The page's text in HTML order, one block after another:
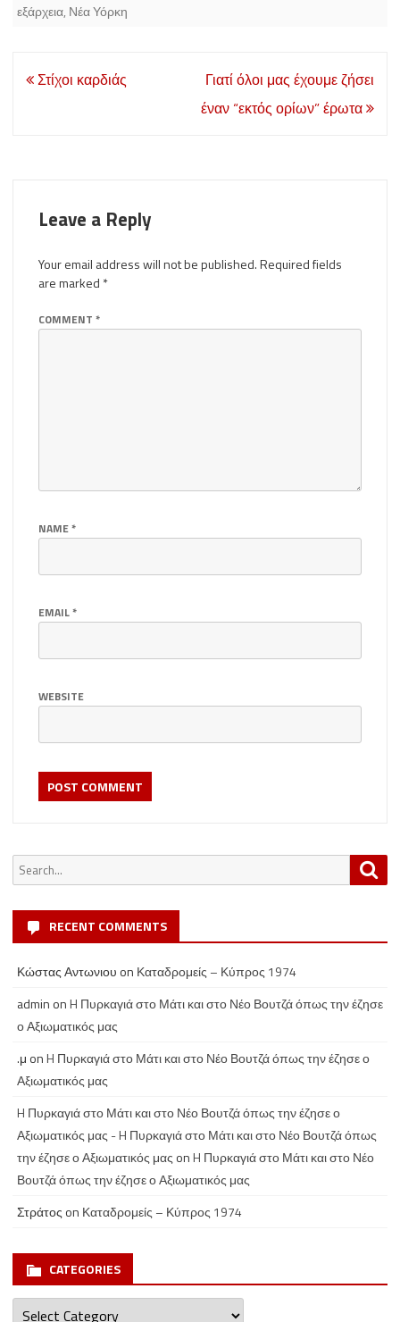
εξάρχεια, Νέα Υόρκη
Post
Στίχοι καρδιάς
Γιατί όλοι μας έχουμε ζήσει
έναν “εκτός ορίων” έρωτα
Leave a Reply
Your email address will not be published.Required fields
are marked *
COMMENT *
NAME*
EMAIL*
WEBSITE
Search
for:
RECENT COMMENTS
Κώστας Αντωνιου on Καταδρομείς – Κύπρος 1974
admin onH Πυρκαγιά στο Μάτι και στο Νέο Βουτζά όπως την έζησε
ο Αξιωματικός μας
.μ onH Πυρκαγιά στο Μάτι και στο Νέο Βουτζά όπως την έζησε ο
Αξιωματικός μας
H Πυρκαγιά στο Μάτι και στο Νέο Βουτζά όπως την έζησε ο
Αξιωματικός μας - H Πυρκαγιά στο Μάτι και στο Νέο Βουτζά όπως
την έζησε ο Αξιωματικός μας onH Πυρκαγιά στο Μάτι και στο Νέο
Βουτζά όπως την έζησε ο Αξιωματικός μας
Στράτος on Καταδρομείς – Κύπρος 1974
CATEGORIES
Categories